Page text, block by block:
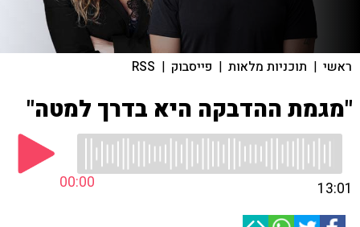
ראשי | תוכניות מלאות | פייסבוק |
RSS
"מגמת ההדבקה היא בדרך למטה"
00:00 13:01